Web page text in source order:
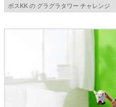
ボスKK の グラグラタワー チャレンジ